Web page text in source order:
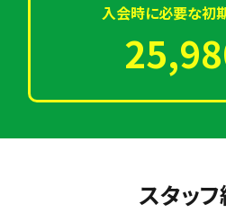
入会時に必要な初
スタッ